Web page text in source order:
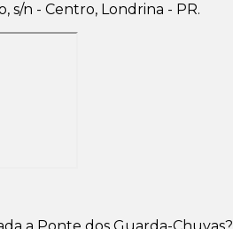
s/n - Centro, Londrina - PR.